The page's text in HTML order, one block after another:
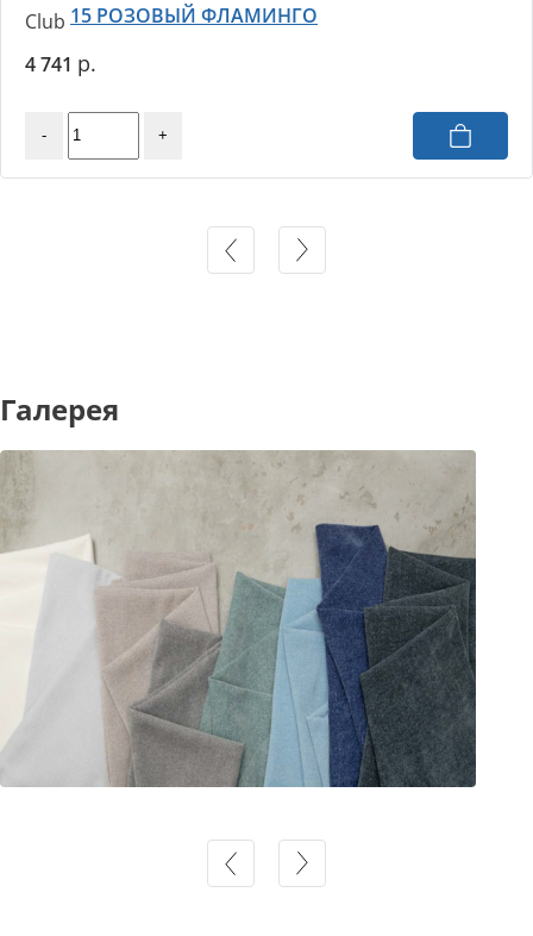
Club 15 РОЗОВЫЙ ФЛАМИНГО
4 741
- +
Галерея